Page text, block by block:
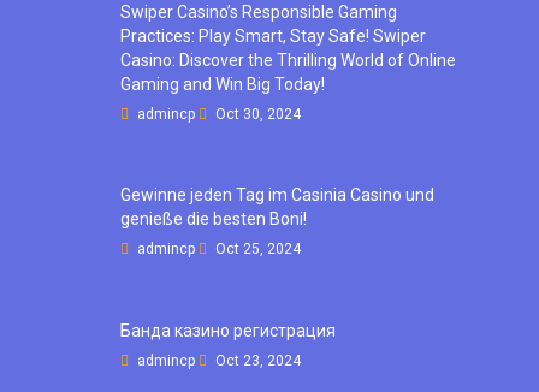
Swiper Casino’s Responsible Gaming
Practices: Play Smart, Stay Safe! Swiper
Casino: Discover the Thrilling World of Online
Gaming and Win Big Today!
admincp Oct 30, 2024
Gewinne jeden Tag im Casinia Casino und
genieße die besten Boni!
admincp Oct 25, 2024
Банда казино регистрация
admincp Oct 23, 2024